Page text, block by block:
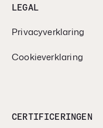
LEGAL
Privacyverklaring
Cookieverklaring
CERTIFICERINGEN